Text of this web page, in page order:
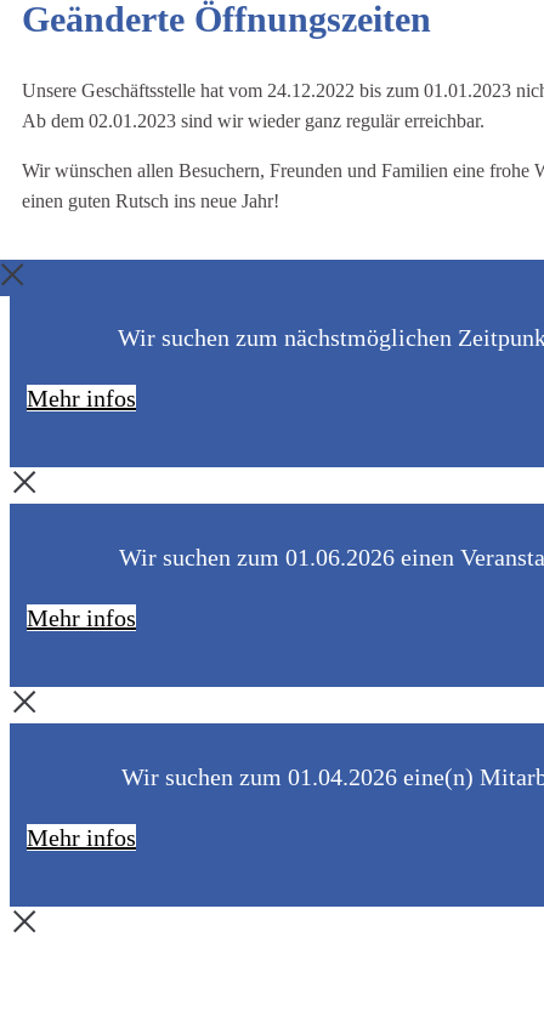
Geänderte Öffnungszeiten
Unsere Geschäftsstelle hat vom 24.12.2022 bis zum 01.01.2023
Ab dem 02.01.2023 sind wir wieder ganz regulär erreichbar.
Wir wünschen allen Besuchern, Freunden und Familien eine frohe
einen guten Rutsch ins neue Jahr!
Wir suchen zum nächstmöglichen
Mehr infos
Wir suchen zum 01.06.2026 einen
Mehr infos
Wir suchen zum 01.04.2026 eine(n)
Mehr infos